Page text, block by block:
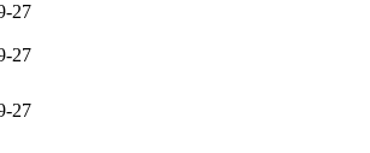
27
27
27